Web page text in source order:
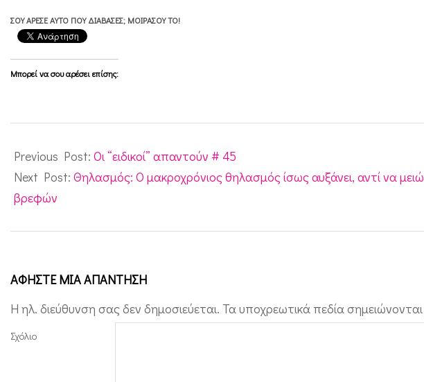
ν
ε
ν
ί
χ
υ
σ
η
π
α
ΣΟΥ ΆΡΕΣΕ ΑΥΤΌ ΠΟΥ ΔΙΆΒΑΣΕΣ; ΜΟΙΡΆΣΟΥ ΤΟ!
Μπορεί να σου αρέσει επίσης:
08-
03
Previous Post: Οι “ειδικοί” απαντούν # 45
Next Post: Θηλασμός: Ο μακροχρόνιος θηλασμός ίσως αυξάνει, αντί να
βρεφών
ΑΦΉΣΤΕ ΜΙΑ ΑΠΆΝΤΗΣΗ
Η ηλ. διεύθυνση σας δεν δημοσιεύεται. Τα υποχρεωτικά πεδία
Σχόλιο